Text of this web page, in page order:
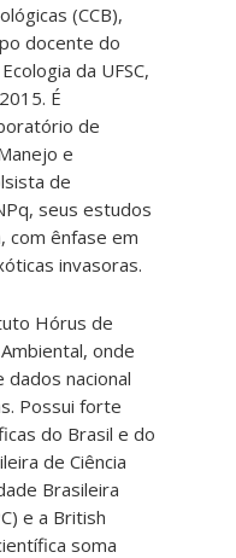
(CCB),
docente do
da UFSC,
É
de
e
de
seus estudos
com ênfase em
invasoras.
Hórus de
onde
nacional
Possui forte
do Brasil e do
de Ciência
Brasileira
e a British
soma